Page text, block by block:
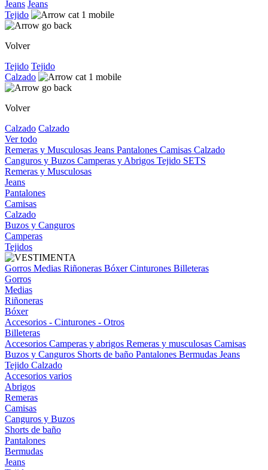
Jeans Jeans
Tejido
Volver
Tejido Tejido
Calzado
Volver
Calzado Calzado
Ver todo
Remeras y Musculosas Jeans Pantalones Camisas Calzado
Canguros y Buzos Camperas y Abrigos Tejido SETS
Remeras y Musculosas
Jeans
Pantalones
Camisas
Calzado
Buzos y Canguros
Camperas
Tejidos
Gorros Medias Riñoneras BóxerCinturones Billeteras
Gorros
Medias
Riñoneras
Bóxer
Accesorios - Cinturones - Otros
Billeteras
Accesorios Camperas y abrigos Remeras y musculosas Camisas
Buzos y Canguros Shorts de baño Pantalones Bermudas Jeans
Tejido Calzado
Accesorios varios
Abrigos
Remeras
Camisas
Canguros y Buzos
Shorts de baño
Pantalones
Bermudas
Jeans